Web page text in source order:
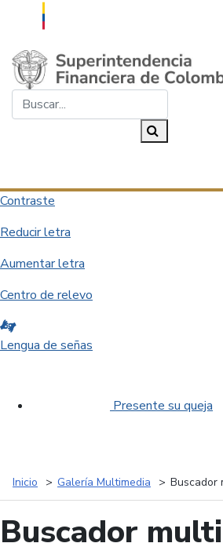
Saltar al contenido principal
Contraste
Reducir letra
Aumentar letra
Centro de relevo
Lengua de señas
Presente su queja
Inicio Galería Multimedia Buscador
Buscador